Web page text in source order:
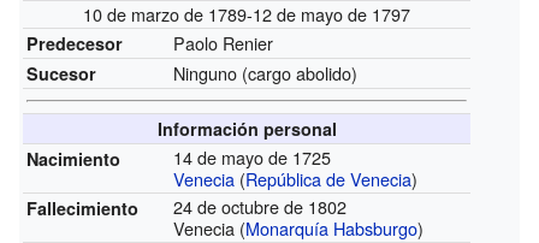
10 de marzo de 1789-12 de mayo de 1797
Predecesor Paolo Renier
Sucesor Ninguno (cargo abolido)
Información personal
Nacimiento
14 de mayo de 1725
Venecia (República de Venecia)
Fallecimiento
24 de octubre de 1802
Venecia (Monarquía Habsburgo)